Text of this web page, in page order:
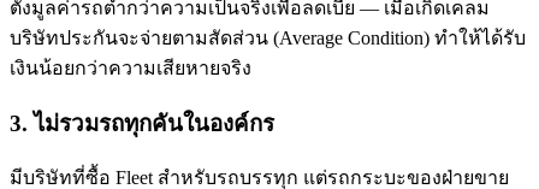
ตั้งมูลค่ารถต่ำกว่าความเป็นจริงเพื่อลดเบี้ย — เมื่อเกิดเคลม
บริษัทประกันจะจ่ายตามสัดส่วน (Average Condition) ทำให้ได้รับ
เงินน้อยกว่าความเสียหายจริง
3. ไม่รวมรถทุกคันในองค์กร
มีบริษัทที่ซื้อ Fleet สำหรับรถบรรทุก แต่รถกระบะของฝ่ายขาย